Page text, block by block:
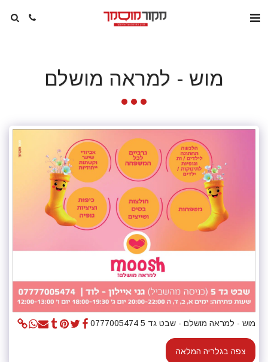
מוש - למראה מושלם
מוש - למראה מושלם - שבט גד 5 0777005474
צפה בגלריה המלאה